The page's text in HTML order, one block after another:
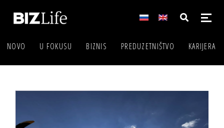
NOVO U FOKUSU BIZNIS PREDUZETNIŠTVO KARIJERA